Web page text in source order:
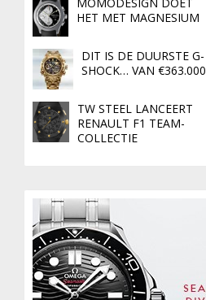
HET MET MAGNESIUM
DIT IS DE DUURSTE G-
SHOCK… VAN €363.000
TW STEEL LANCEERT
RENAULT F1 TEAM-
COLLECTIE